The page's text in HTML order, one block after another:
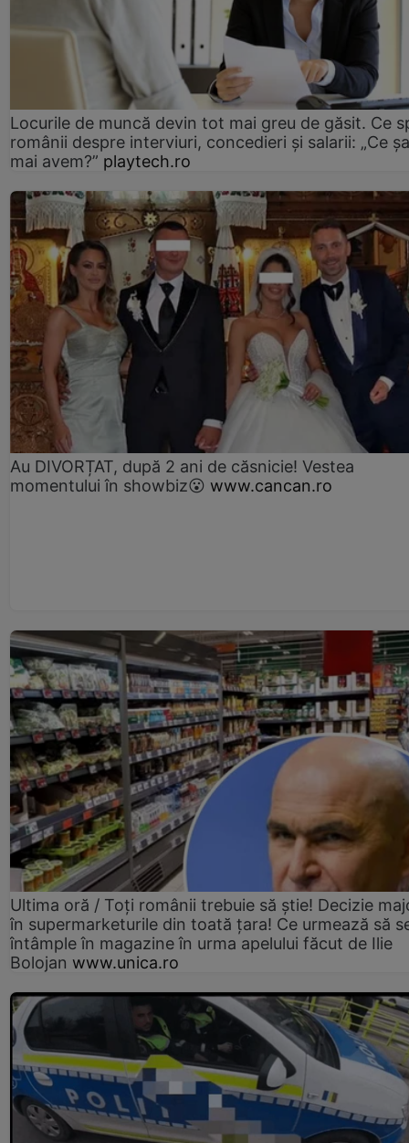
Locurile de muncă devin tot mai greu de găsit. Ce
românii despre interviuri, concedieri și salarii: „Ce
mai avem?” playtech.ro
Au DIVORȚAT, după 2 ani de căsnicie! Vestea
momentului în showbiz😮 www.cancan.ro
Ultima oră / Toți românii trebuie să știe! Decizie
în supermarketurile din toată țara! Ce urmează să
întâmple în magazine în urma apelului făcut de Ilie
Bolojan www.unica.ro